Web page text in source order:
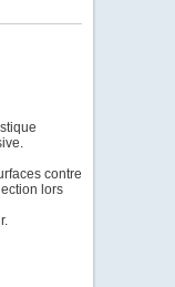
contre
lors